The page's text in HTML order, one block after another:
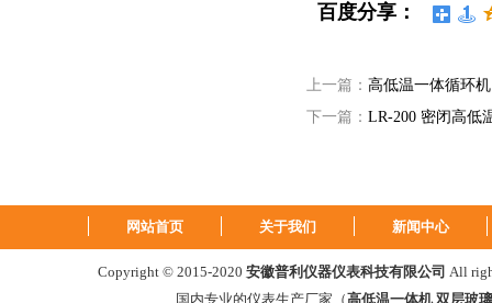
百度分享：
上一篇： 高低温一体循环机
下一篇： LR-200 密闭高低
网站首页 关于我们 新闻中心
Copyright © 2015-2020 安徽普利仪器仪表科技有限公司 All
国内专业的仪表生产厂家（高低温一体机,双层玻